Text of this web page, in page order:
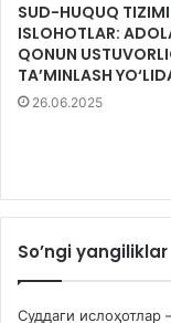
SUD-HUQUQ
ISLOHOTLAR:
QONUN
TA’MINLASH
26.06.2025
So’ngi yangiliklar
Суддаги ислоҳотлар